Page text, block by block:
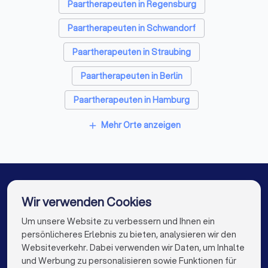
Paartherapeuten in Regensburg
Paartherapeuten in Schwandorf
Paartherapeuten in Straubing
Paartherapeuten in Berlin
Paartherapeuten in Hamburg
Paartherapeuten in München
Paartherapeuten in Stuttgart
Paartherapeuten in Düsseldorf
Paartherapeuten in Dortmund
add Mehr Orte anzeigen
Die besten Paartherapeuten für Sie
info@trustlocal.de
Wir verwenden Cookies
Um unsere Website zu verbessern und Ihnen ein
persönlicheres Erlebnis zu bieten, analysieren wir den
Websiteverkehr. Dabei verwenden wir Daten, um Inhalte
und Werbung zu personalisieren sowie Funktionen für